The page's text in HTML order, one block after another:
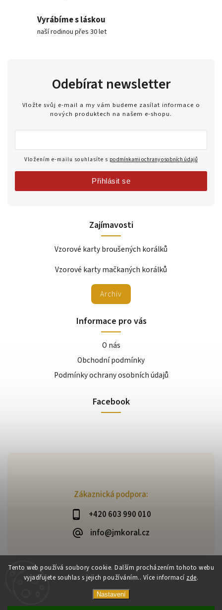
Tento web používá soubory cookie. Dalším procházením tohoto webu
vyjadřujete souhlas s jejich používáním.. Více informací zde.
Nastavení
Vyrábíme s láskou
naší rodinou přes 30 let
Zákaznická podpora:
+420 603 990 010
info@jmkoral.cz
Zajímavosti
Vzorové karty broušených korálků
Vzorové karty mačkaných korálků
Archiv
Odebírat newsletter
Vložte svůj e-mail a my vám budeme zasílat informace o
nových produktech na našem e-shopu.
Vložením e-mailu souhlasíte s podmínkami ochrany osobních údajů
Přihlásit se
Informace pro vás
O nás
Obchodní podmínky
Podmínky ochrany osobních údajů
Facebook
Copyright 2026ESHOP JM KORAL. Všechna práva vyhrazena.
VytvořilShoptet| Design